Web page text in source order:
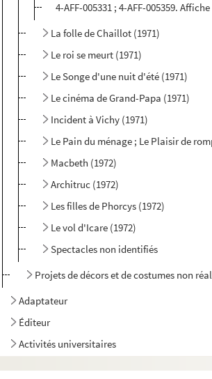
4-AFF-005331 ; 4-AFF-005359.
La folle de Chaillot (1971)
Le roi se meurt (1971)
Le Songe d'une nuit d'été (1971)
Le cinéma de Grand-Papa (1971)
Incident à Vichy (1971)
Le Pain du ménage ; Le Plaisir de
Macbeth (1972)
Architruc (1972)
Les filles de Phorcys (1972)
Le vol d'Icare (1972)
Spectacles non identifiés
Projets de décors et de costumes non
Adaptateur
Éditeur
Activités universitaires